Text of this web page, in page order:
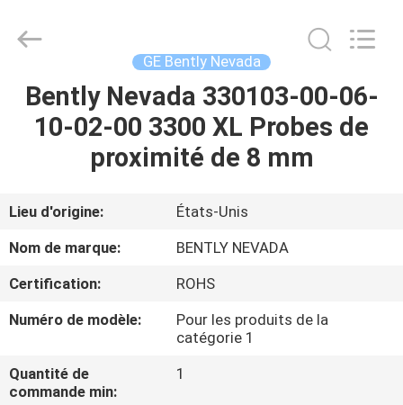
MAISON
PRODUITS
À
DE
NOUS
INDUSTRY
Reserved.
GE Bently Nevada
Bently Nevada 330103-00-06-
10-02-00 3300 XL Probes de
proximité de 8 mm
Lieu d'origine:
États-Unis
Nom de marque:
BENTLY NEVADA
Certification:
ROHS
Numéro de modèle:
Pour les produits de la
catégorie 1
Quantité de
commande min:
1